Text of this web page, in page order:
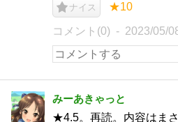
ナイス ★10
コメント(0) 2023/05/
みーあきゃっと
★4.5。再読。内容はま